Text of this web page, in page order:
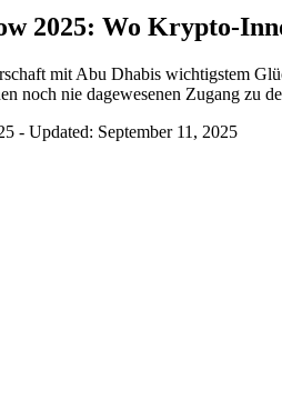
2025: Wo Krypto-
mit Abu Dhabis wichtigstem
noch nie dagewesenen Zugang zu
- Updated: September 11, 2025